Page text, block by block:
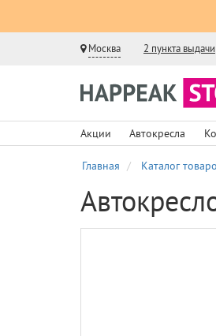
Москва 2 пункта выдачи
Акции Автокресла
Главная Каталог